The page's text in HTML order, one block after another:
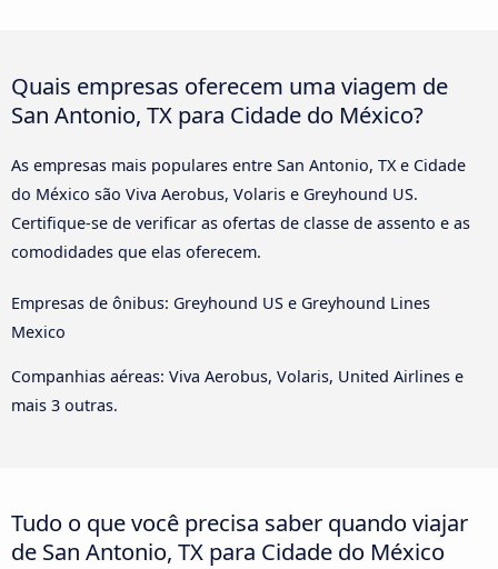
Quais empresas oferecem uma viagem de
San Antonio, TX para Cidade do México?
As empresas mais populares entre San Antonio, TX e Cidade
do México são Viva Aerobus, Volaris e Greyhound US.
Certifique-se de verificar as ofertas de classe de assento e as
comodidades que elas oferecem.
Empresas de ônibus: Greyhound US e Greyhound Lines
Mexico
Companhias aéreas: Viva Aerobus, Volaris, United Airlines e
mais 3 outras.
Tudo o que você precisa saber quando viajar
de San Antonio, TX para Cidade do México